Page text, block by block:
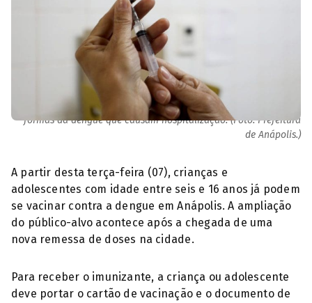
Após duas doses, a vacina apresenta eficácia de 90,4% contra
formas da dengue que causam hospitalização. (Foto: Prefeitura
de Anápolis.)
A partir desta terça-feira (07), crianças e
adolescentes com idade entre seis e 16 anos já podem
se vacinar contra a dengue em Anápolis. A ampliação
do público-alvo acontece após a chegada de uma
nova remessa de doses na cidade.
Para receber o imunizante, a criança ou adolescente
deve portar o cartão de vacinação e o documento de